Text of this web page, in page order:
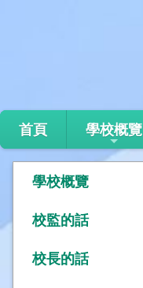
首頁 學校概覽
學校概覽
校監的話
校長的話